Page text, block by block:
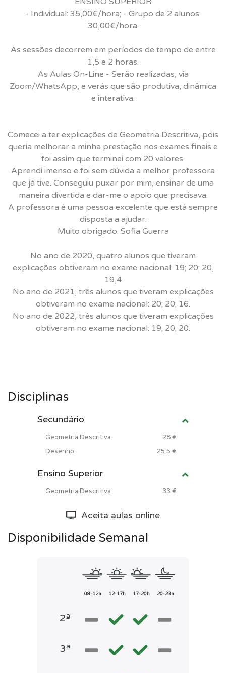
- Individual: 35,00€/hora; - Grupo de 2 alunos:
30,00€/hora.
As sessões decorrem em períodos de tempo de entre
1,5 e 2 horas.
As Aulas On-Line - Serão realizadas, via
Zoom/WhatsApp, e verás que são produtiva, dinâmica
e interativa.
Comecei a ter explicações de Geometria Descritiva, pois
queria melhorar a minha prestação nos exames finais e
foi assim que terminei com 20 valores.
Aprendi imenso e foi sem dúvida a melhor professora
que já tive. Conseguiu puxar por mim, ensinar de uma
maneira divertida e dar-me o apoio que precisava.
A professora é uma pessoa excelente que está sempre
disposta a ajudar.
Muito obrigado. Sofia Guerra
No ano de 2020, quatro alunos que tiveram
explicações obtiveram no exame nacional: 19; 20; 20,
19,4
No ano de 2021, três alunos que tiveram explicações
obtiveram no exame nacional: 20; 20; 16.
No ano de 2022, três alunos que tiveram explicações
obtiveram no exame nacional: 19; 20; 20.
Disciplinas
Secundário
Geometria Descritiva
28 €
Desenho
25.5 €
Ensino Superior
Geometria Descritiva 33 €
Aceita aulas online
Disponibilidade Semanal
08-12h 12-17h 17-20h 20-23h
2ª
3ª